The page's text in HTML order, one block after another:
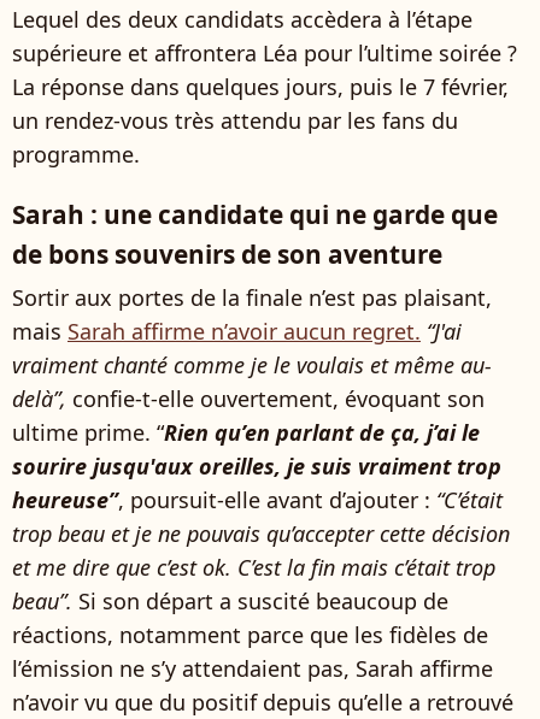
Lequel des deux candidats accèdera à l’étape
supérieure et affrontera Léa pour l’ultime soirée ?
La réponse dans quelques jours, puis le 7 février,
un rendez-vous très attendu par les fans du
programme.
Sarah : une candidate qui ne garde que
de bons souvenirs de son aventure
Sortir aux portes de la finale n’est pas plaisant,
mais Sarah affirme n’avoir aucun regret. “J'ai
vraiment chanté comme je le voulais et même au-
delà”, confie-t-elle ouvertement, évoquant son
ultime prime. “Rien qu’en parlant de ça, j’ai le
sourire jusqu'aux oreilles, je suis vraiment trop
heureuse”, poursuit-elle avant d’ajouter : “C’était
trop beau et je ne pouvais qu’accepter cette décision
et me dire que c’est ok. C’est la fin mais c’était trop
beau”. Si son départ a suscité beaucoup de
réactions, notamment parce que les fidèles de
l’émission ne s’y attendaient pas, Sarah affirme
n’avoir vu que du positif depuis qu’elle a retrouvé